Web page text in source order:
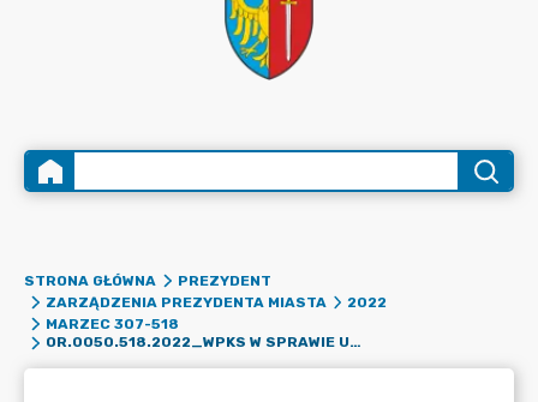
STRONA GŁÓWNA
PREZYDENT
ZARZĄDZENIA PREZYDENTA MIASTA
2022
MARZEC 307-518
OR.0050.518.2022_WPKS W SPRAWIE UDZIELENIA ZAMÓWIENIA PUBLICZNEGO DO 130 000,00 ZŁ NA WYKONANIE MATERIAŁÓW PROMOCYJNYCH W ZWIĄZKU Z 750-LECIEM MIASTA ŻORY